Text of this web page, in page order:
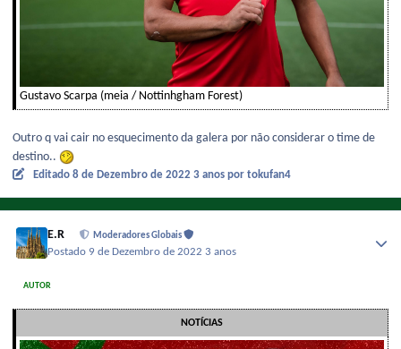
Gustavo Scarpa (meia / Nottinhgham Forest)
Outro q vai cair no esquecimento da galera por não considerar o time de
destino..
Editado 8 de Dezembro de 2022 3 anos por tokufan4
E.R Moderadores Globais
Postado 9 de Dezembro de 2022 3 anos
AUTOR
NOTÍCIAS